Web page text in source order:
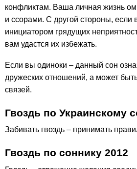
конфликтам. Ваша личная жизнь
и ссорами. С другой стороны, если
инициатором грядущих
вам удастся их избежать.
Если вы одиноки – данный сон
дружеских отношений, а может
связей.
Гвоздь по Украинскому
Забивать гвоздь – принимать
Гвоздь по соннику 2012